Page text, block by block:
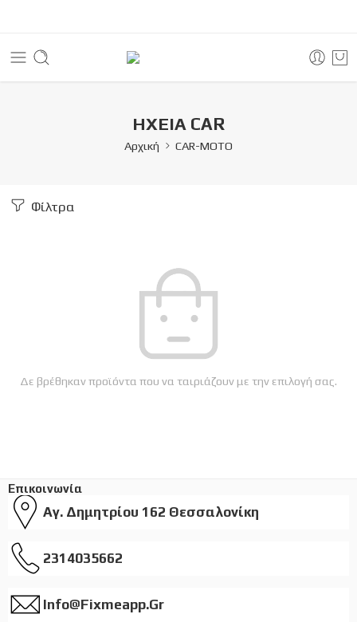
ΗΧΕΙΑ CAR
Αρχική CAR-MOTO
Φίλτρα
Δε βρέθηκαν προϊόντα που να ταιριάζουν με την επιλογή σας.
Επικοινωνία
Αγ. Δημητρίου 162 Θεσσαλονίκη
2314035662
Info@fixmeapp.gr